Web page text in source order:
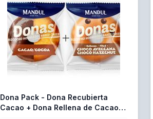
Dona Pack - Dona Recubierta
Cacao + Dona Rellena de Cacao y